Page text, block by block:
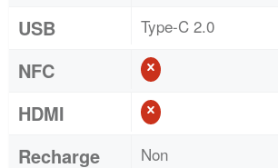
USB Type-C 2.0
NFC
HDMI
Recharge
Non